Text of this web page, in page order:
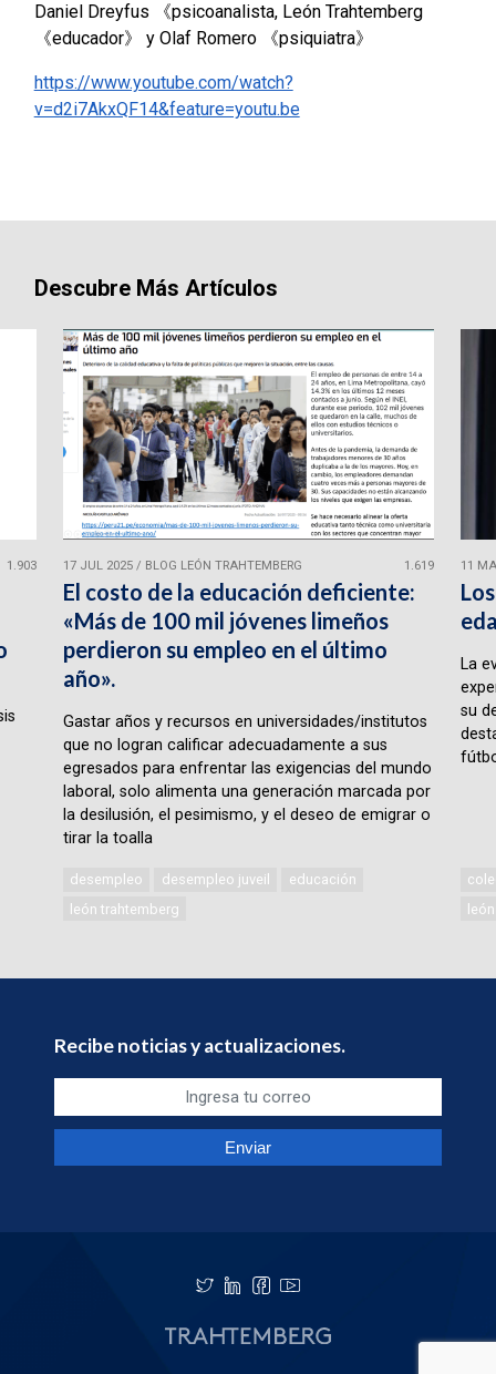
Daniel Dreyfus 《psicoanalista, León Trahtemberg
《educador》 y Olaf Romero 《psiquiatra》
https://www.youtube.com/watch?
v=d2i7AkxQF14&feature=youtu.be
Descubre Más Artículos
1.903 17 JUL 2025/ BLOG LEÓN TRAHTEMBERG 1.619
El costo de la educación deficiente:
«Más de 100 mil jóvenes limeños
perdieron su empleo en el último
año».
Gastar años y recursos en universidades/institutos
que no logran calificar adecuadamente a sus
egresados para enfrentar las exigencias del mundo
laboral, solo alimenta una generación marcada por
la desilusión, el pesimismo, y el deseo de emigrar o
tirar la toalla
desempleo desempleo juveil
educación
león trahtemberg
11
La
su
Recibe noticias y actualizaciones.